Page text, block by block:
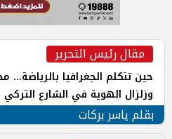
مقال رئيس التحرير
حين تتكلم الجغرافيا بالرياضة...
وزلزال الهوية في الشارع التركي
بقلم ياسر بركات